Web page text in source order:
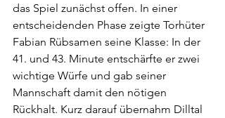
das Spiel zunächst offen. In einer
entscheidenden Phase zeigte Torhüter
Fabian Rübsamen seine Klasse: In der
41. und 43. Minute entschärfte er zwei
wichtige Würfe und gab seiner
Mannschaft damit den nötigen
Rückhalt. Kurz darauf übernahm Dilltal